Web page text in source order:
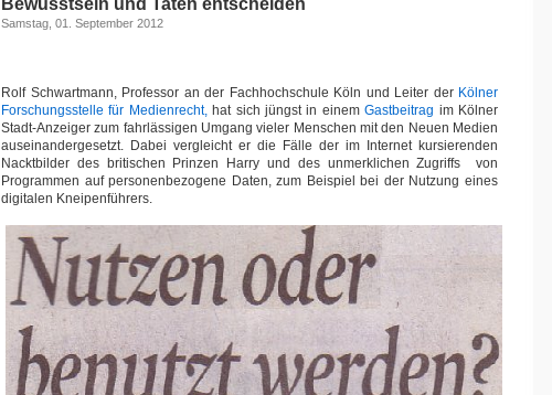
Bewusstsein und Taten entscheiden
Samstag, 01. September 2012
Rolf Schwartmann, Professor an der Fachhochschule Köln und Leiter der Kölner
Forschungsstelle für Medienrecht,hat sich jüngst in einemGastbeitrag im Kölner
Stadt-Anzeiger zum fahrlässigen Umgang vieler Menschen mit den Neuen Medien
auseinandergesetzt. Dabei vergleicht er die Fälle der im Internet kursierenden
Nacktbilder des britischen Prinzen Harry und des unmerklichen Zugriffs von
Programmen auf personenbezogene Daten, zum Beispiel bei der Nutzung eines
digitalen Kneipenführers.